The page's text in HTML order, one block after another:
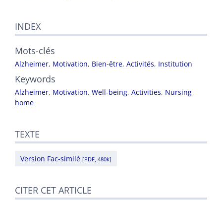
INDEX
Mots-clés
Alzheimer, Motivation, Bien-être, Activités, Institution
Keywords
Alzheimer, Motivation, Well-being, Activities, Nursing
home
TEXTE
Version Fac-similé [PDF, 480k]
CITER CET ARTICLE